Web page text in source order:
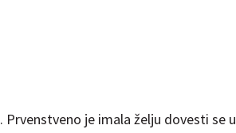
je imala želju dovesti se u